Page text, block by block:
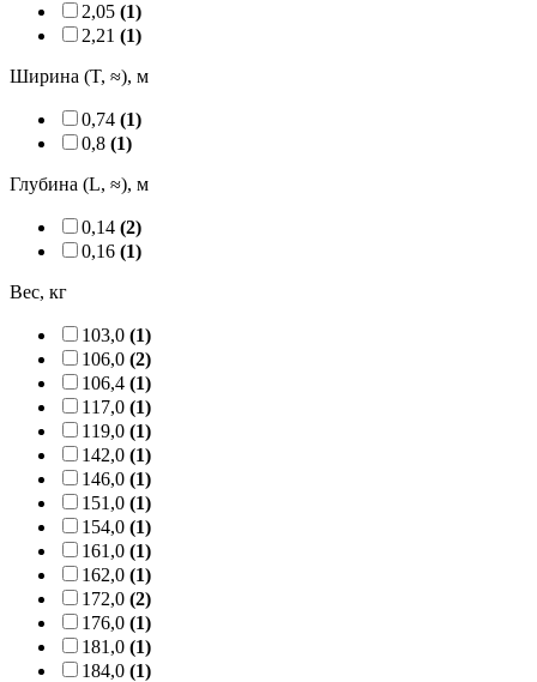
2,05 (1)
2,21 (1)
Ширина (T, ≈), м
0,74 (1)
0,8 (1)
Глубина (L, ≈), м
0,14 (2)
0,16 (1)
Вес, кг
103,0 (1)
106,0 (2)
106,4 (1)
117,0 (1)
119,0 (1)
142,0 (1)
146,0 (1)
151,0 (1)
154,0 (1)
161,0 (1)
162,0 (1)
172,0 (2)
176,0 (1)
181,0 (1)
184,0 (1)